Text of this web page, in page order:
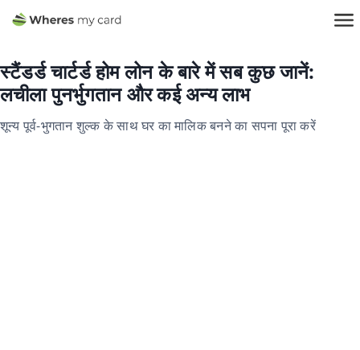
स्टैंडर्ड चार्टर्ड होम लोन के बारे में सब कुछ जानें:
लचीला पुनर्भुगतान और कई अन्य लाभ
शून्य पूर्व-भुगतान शुल्क के साथ घर का मालिक बनने का सपना पूरा करें